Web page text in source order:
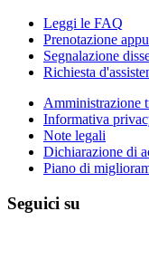
Leggi le FAQ
Prenotazione
Segnalazione
Richiesta
Amministrazione
Informativa
Note legali
Dichiarazione di
Piano di
Seguici su